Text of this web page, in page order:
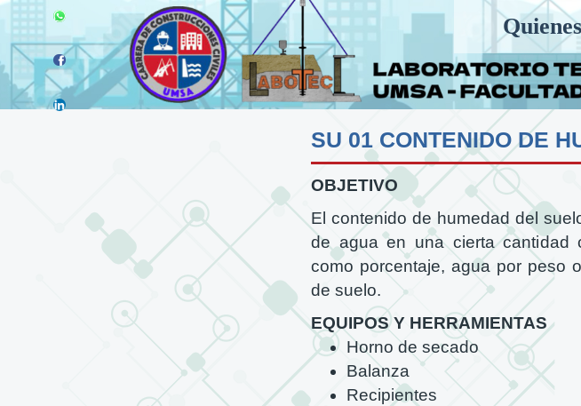
OBJETIVO
El contenido de humedad del
de agua en una cierta cantidad
como porcentaje, agua por peso
de suelo.
EQUIPOS Y HERRAMIENTAS
Horno de secado
Balanza
Recipientes